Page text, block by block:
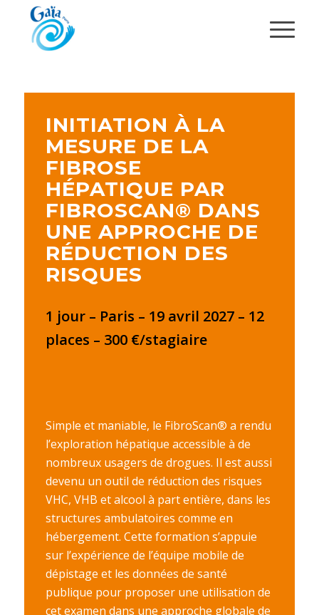
INITIATION À LA
MESURE DE LA
FIBROSE
HÉPATIQUE PAR
FIBROSCAN® DANS
UNE APPROCHE DE
RÉDUCTION DES
RISQUES
1 jour – Paris – 19 avril 2027 – 12
places – 300 €/stagiaire
Simple et maniable, le FibroScan® a rendu
l’exploration hépatique accessible à de
nombreux usagers de drogues. Il est aussi
devenu un outil de réduction des risques
VHC, VHB et alcool à part entière, dans les
structures ambulatoires comme en
hébergement. Cette formation s’appuie
sur l’expérience de l’équipe mobile de
dépistage et les données de santé
publique pour proposer une utilisation de
cet examen dans une approche globale de